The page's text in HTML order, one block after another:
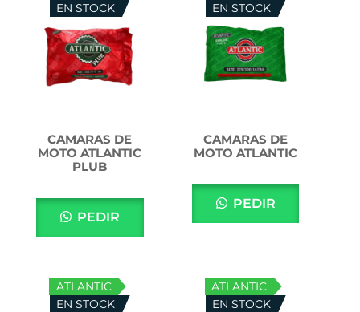
EN STOCK
CAMARAS DE
MOTO ATLANTIC
PLUB
PEDIR
EN STOCK
CAMARAS DE
MOTO ATLANTIC
PEDIR
ATLANTIC
EN STOCK
ATLANTIC
EN STOCK